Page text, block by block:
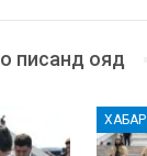
писанд ояд
ХАБАР